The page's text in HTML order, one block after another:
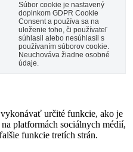
Súbor cookie je nastavený
doplnkom GDPR Cookie
Consent a používa sa na
uloženie toho, či používateľ
súhlasil alebo nesúhlasil s
používaním súborov cookie.
Neuchováva žiadne osobné
údaje.
určité funkcie, ako je
platformách sociálnych médií,
funkcie tretích strán.